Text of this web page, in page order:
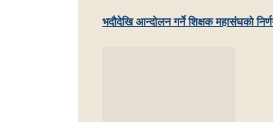
भदौदेखि आन्दोलन गर्ने शिक्षक महासंघको